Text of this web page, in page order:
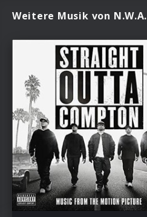
Weitere Musik von N.W.A.